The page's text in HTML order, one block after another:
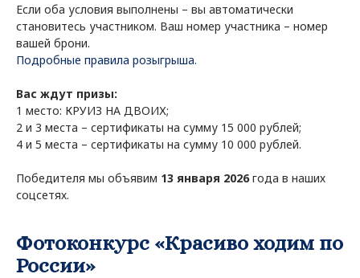
Если оба условия выполнены – вы автоматически
становитесь участником. Ваш номер участника – номер
вашей брони.
Подробные правила розыгрыша.
Вас ждут призы:
1 место: КРУИЗ НА ДВОИХ;
2 и 3 места – сертификаты на сумму 15 000 рублей;
4 и 5 места – сертификаты на сумму 10 000 рублей.
Победителя мы объявим 13 января 2026года в наших
соцсетях.
Фотоконкурс «Красиво ходим по
России»